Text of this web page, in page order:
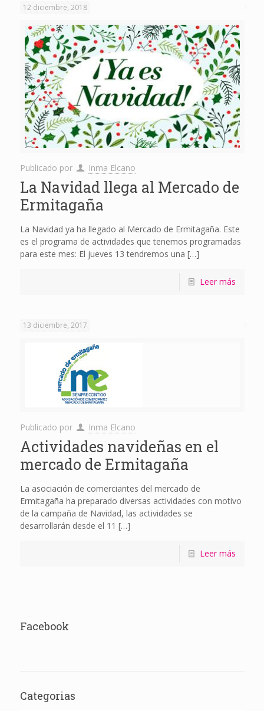
12 diciembre, 2018
Publicado por Inma Elcano
La Navidad llega al Mercado de
Ermitagaña
La Navidad ya ha llegado al Mercado de Ermitagaña. Este
es el programa de actividades que tenemos programadas
para este mes: El jueves 13 tendremos una […]
Leer más
13 diciembre, 2017
Publicado por Inma Elcano
Actividades navideñas en el
mercado de Ermitagaña
La asociación de comerciantes del mercado de
Ermitagaña ha preparado diversas actividades con motivo
de la campaña de Navidad, las actividades se
desarrollarán desde el 11 […]
Leer más
Facebook
Categorias